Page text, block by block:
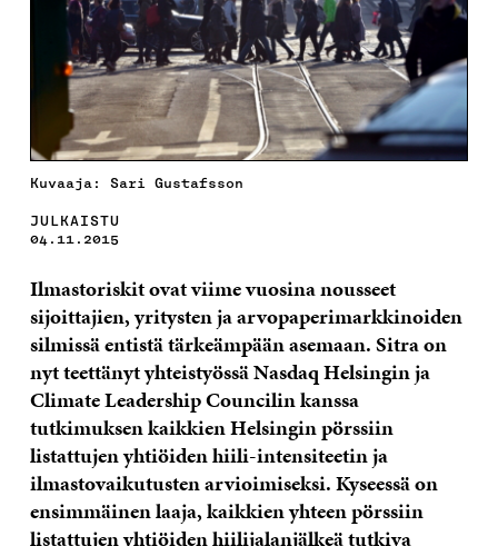
Kuvaaja: Sari Gustafsson
JULKAISTU
04.11.2015
Ilmastoriskit ovat viime vuosina nousseet
sijoittajien, yritysten ja arvopaperimarkkinoiden
silmissä entistä tärkeämpään asemaan. Sitra on
nyt teettänyt yhteistyössä Nasdaq Helsingin ja
Climate Leadership Councilin kanssa
tutkimuksen kaikkien Helsingin pörssiin
listattujen yhtiöiden hiili-intensiteetin ja
ilmastovaikutusten arvioimiseksi. Kyseessä on
ensimmäinen laaja, kaikkien yhteen pörssiin
listattujen yhtiöiden hiilijalanjälkeä tutkiva